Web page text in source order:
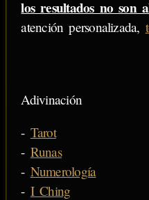
los resultados no son
atención personalizada,
Adivinación
- Tarot
- Runas
- Numerología
- I Ching